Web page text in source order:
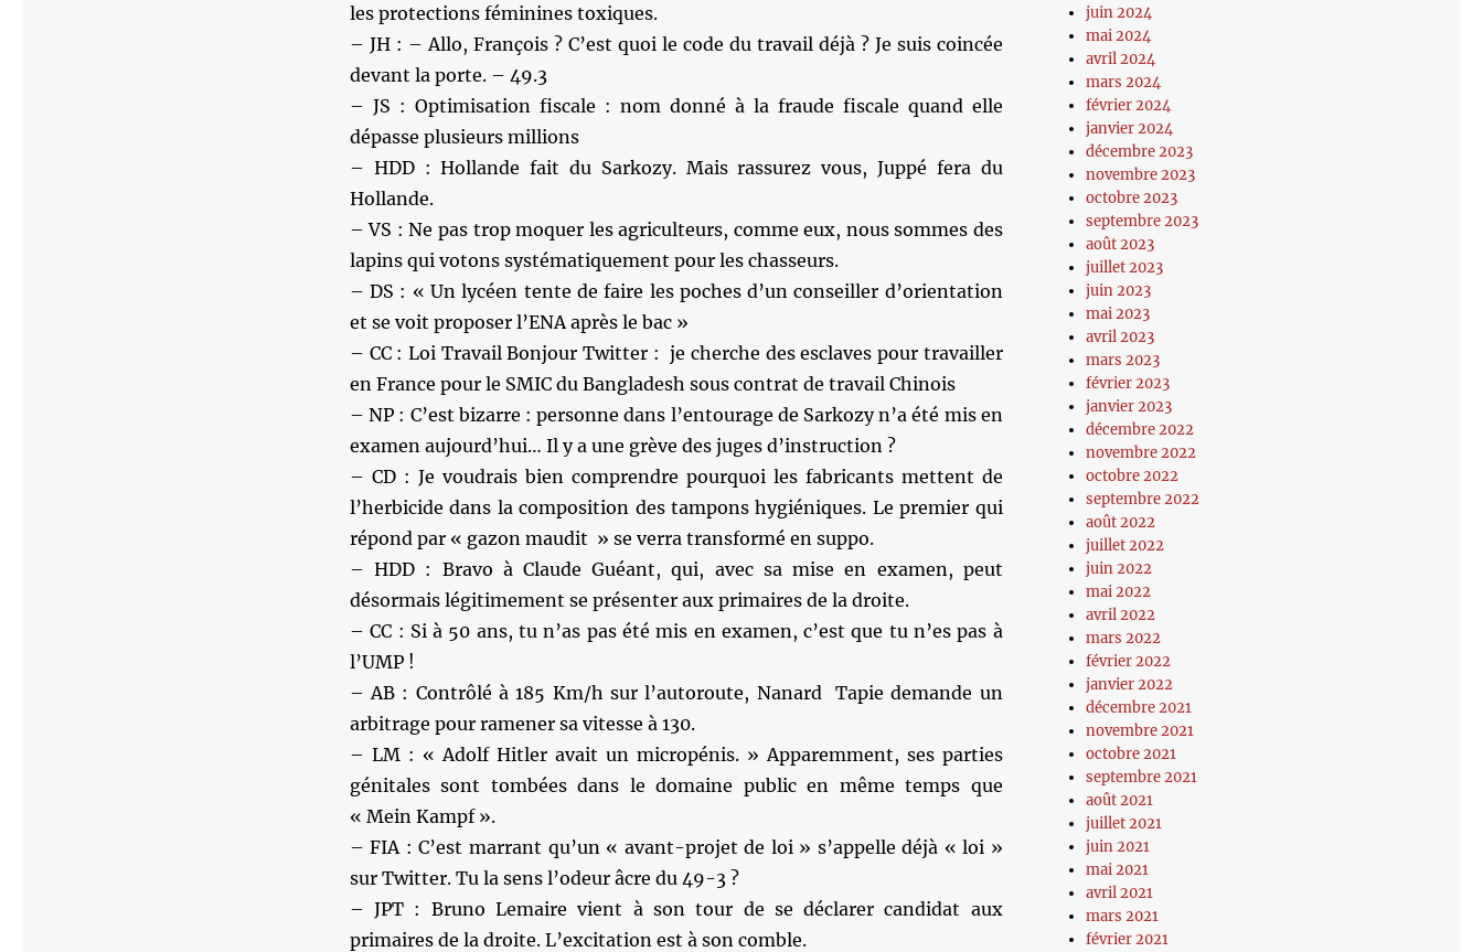
les protections féminines toxiques.
– JH : – Allo, François ? C’est quoi le code du travail déjà ? Je suis coincée
devant la porte. – 49.3
– JS : Optimisation fiscale : nom donné à la fraude fiscale quand elle
dépasse plusieurs millions
– HDD : Hollande fait du Sarkozy. Mais rassurez vous, Juppé fera du
Hollande.
– VS : Ne pas trop moquer les agriculteurs, comme eux, nous sommes des
lapins qui votons systématiquement pour les chasseurs.
– DS : « Un lycéen tente de faire les poches d’un conseiller d’orientation
et se voit proposer l’ENA après le bac »
– CC : Loi Travail Bonjour Twitter : je cherche des esclaves pour travailler
en France pour le SMIC du Bangladesh sous contrat de travail Chinois
– NP : C’est bizarre : personne dans l’entourage de Sarkozy n’a été mis en
examen aujourd’hui… Il y a une grève des juges d’instruction ?
– CD : Je voudrais bien comprendre pourquoi les fabricants mettent de
l’herbicide dans la composition des tampons hygiéniques. Le premier qui
répond par « gazon maudit » se verra transformé en suppo.
– HDD : Bravo à Claude Guéant, qui, avec sa mise en examen, peut
désormais légitimement se présenter aux primaires de la droite.
– CC : Si à 50 ans, tu n’as pas été mis en examen, c’est que tu n’es pas à
l’UMP !
– AB : Contrôlé à 185 Km/h sur l’autoroute, Nanard Tapie demande un
arbitrage pour ramener sa vitesse à 130.
– LM : « Adolf Hitler avait un micropénis. » Apparemment, ses parties
génitales sont tombées dans le domaine public en même temps que
« Mein Kampf ».
– FIA : C’est marrant qu’un « avant-projet de loi » s’appelle déjà « loi »
sur Twitter. Tu la sens l’odeur âcre du 49-3 ?
– JPT : Bruno Lemaire vient à son tour de se déclarer candidat aux
primaires de la droite. L’excitation est à son comble.
juin 2024
mai 2024
avril 2024
mars 2024
février 2024
janvier 2024
décembre 2023
novembre 2023
octobre 2023
septembre 2023
août 2023
juillet 2023
juin 2023
mai 2023
avril 2023
mars 2023
février 2023
janvier 2023
décembre 2022
novembre 2022
octobre 2022
septembre 2022
août 2022
juillet 2022
juin 2022
mai 2022
avril 2022
mars 2022
février 2022
janvier 2022
décembre 2021
novembre 2021
octobre 2021
septembre 2021
août 2021
juillet 2021
juin 2021
mai 2021
avril 2021
mars 2021
février 2021